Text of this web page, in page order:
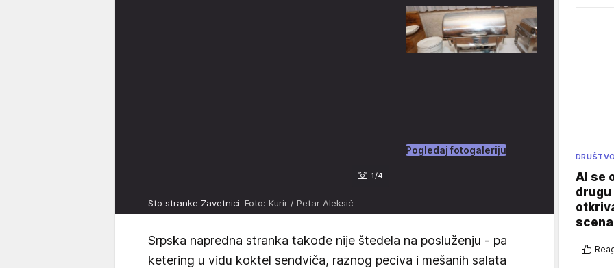
1/4
Pogledaj fotogaleriju
Sto stranke Zavetnici Foto: Kurir / Petar Aleksić
Srpska napredna stranka takođe nije štedela na posluženju - pa
ketering u vidu koktel sendviča, raznog peciva i mešanih salata
DRUŠTVO
AI se